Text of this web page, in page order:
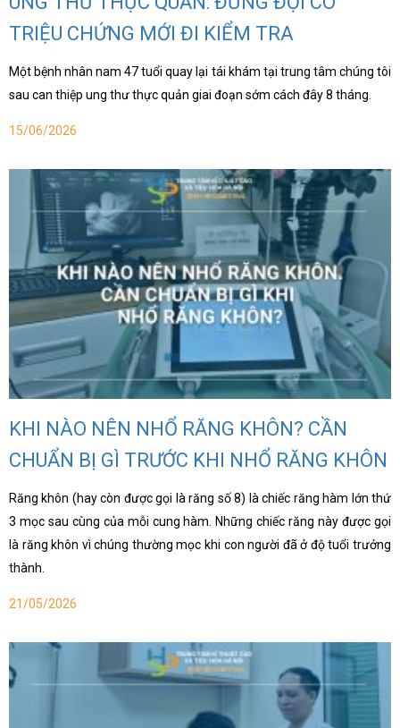
TRIỆU CHỨNG MỚI ĐI KIỂM TRA
Một bệnh nhân nam 47 tuổi quay lại tái khám tại trung tâm chúng tôi
sau can thiệp ung thư thực quản giai đoạn sớm cách đây 8 tháng.
15/06/2026
KHI NÀO NÊN NHỔ RĂNG KHÔN? CẦN
CHUẨN BỊ GÌ TRƯỚC KHI NHỔ RĂNG KHÔN
Răng khôn (hay còn được gọi là răng số 8) là chiếc răng hàm lớn thứ
3 mọc sau cùng của mỗi cung hàm. Những chiếc răng này được gọi
là răng khôn vì chúng thường mọc khi con người đã ở độ tuổi trưởng
thành.
21/05/2026